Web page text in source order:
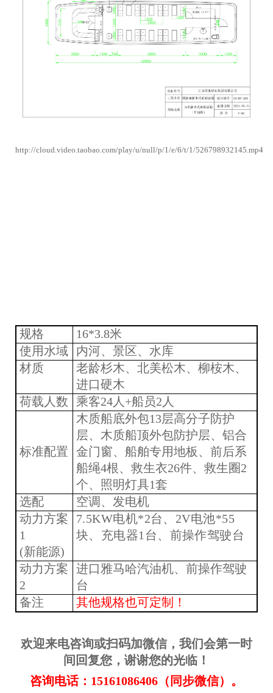
http://cloud.video.taobao.com/play/u/null/p/1/e/6/t/1/526798932145.mp4
规格 16*3.8米
使用水域
内河、景区、水库
材质
老龄杉木、北美松木、柳桉木、
进口硬木
荷载人数
乘客24人+船员2人
标准配置
木质船底外包13层高分子防护
层、木质船顶外包防护层、铝合
金门窗、船舶专用地板、前后系
船绳4根、救生衣26件、救生圈2
个、照明灯具1套
选配
空调、发电机
动力方案
1
(新能源)
7.5KW电机*2台、2V电池*55
块、充电器1台、前操作驾驶台
动力方案
2
进口雅马哈汽油机、前操作驾驶
台
备注
其他规格也可定制！
欢迎来电咨询或扫码加微信，我们会第一时
间回复您，谢谢您的光临！
咨询电话： 15161086406（同步微信）。